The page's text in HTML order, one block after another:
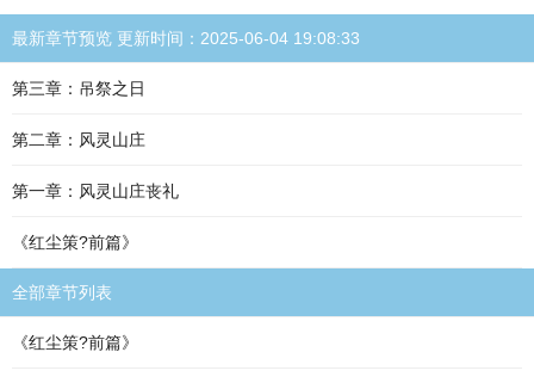
最新章节预览 更新时间：2025-06-04 19:08:33
第三章：吊祭之日
第二章：风灵山庄
第一章：风灵山庄丧礼
《红尘策?前篇》
全部章节列表
《红尘策?前篇》